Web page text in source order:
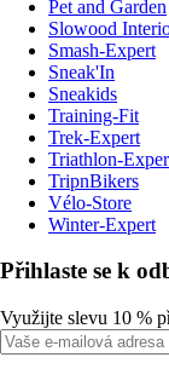
Pet and Garden
Slowood
Smash-Expert
Sneak'In
Sneakids
Training-Fit
Trek-Expert
Triathlon-
TripnBikers
Vélo-Store
Winter-Expert
Přihlaste se k
Využijte slevu 10 %